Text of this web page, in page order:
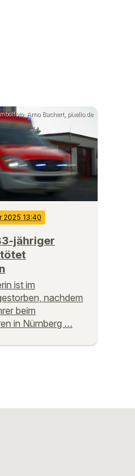
Arno Bachert, pixelio.de
2025 13:40
jähriger
ist im
nachdem
beim
in Nürnberg …